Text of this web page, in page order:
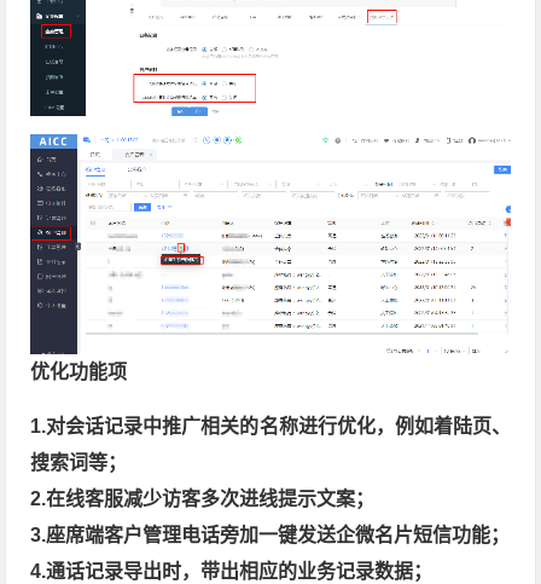
优化功能项
1.对会话记录中推广相关的名称进行优化，例如着陆页、
搜索词等；
2.在线客服减少访客多次进线提示文案；
3.座席端客户管理电话旁加一键发送企微名片短信功能；
4.通话记录导出时，带出相应的业务记录数据；